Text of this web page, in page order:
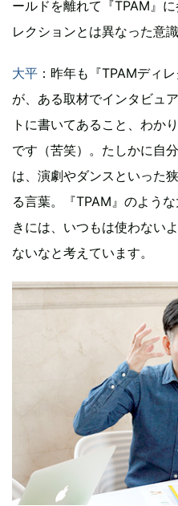
ールドを離れて『TPAM』
レクションとは異なった意
大平 ：昨年も『TPAMディ
が、ある取材でインタビュ
トに書いてあること、わか
です（苦笑）。たしかに自
は、演劇やダンスといった
る言葉。『TPAM』のよう
きには、いつもは使わない
ないなと考えています。